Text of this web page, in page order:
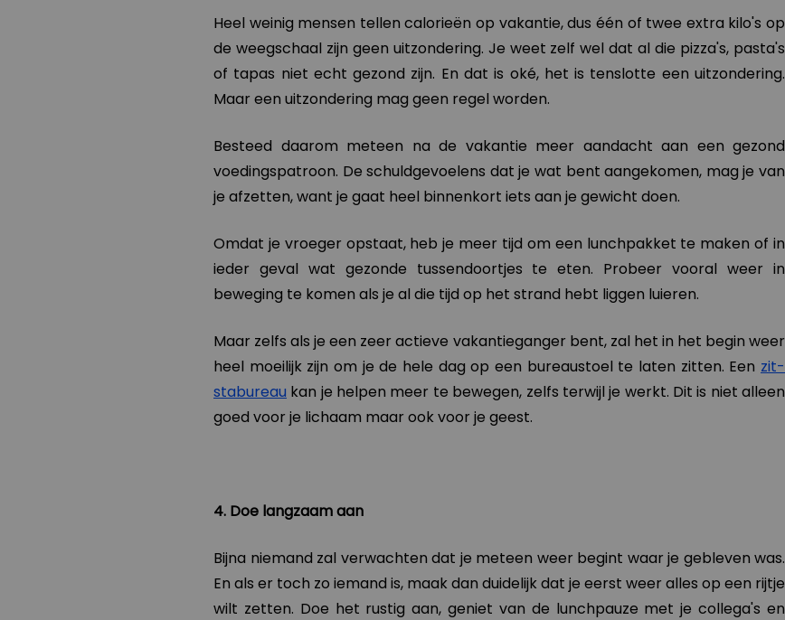
Heel weinig mensen tellen calorieën op vakantie, dus één of twee extra kilo's op
de weegschaal zijn geen uitzondering. Je weet zelf wel dat al die pizza's, pasta's
of tapas niet echt gezond zijn. En dat is oké, het is tenslotte een uitzondering.
Maar een uitzondering mag geen regel worden.
Besteed daarom meteen na de vakantie meer aandacht aan een gezond
voedingspatroon. De schuldgevoelens dat je wat bent aangekomen, mag je van
je afzetten, want je gaat heel binnenkort iets aan je gewicht doen.
Omdat je vroeger opstaat, heb je meer tijd om een lunchpakket te maken of in
ieder geval wat gezonde tussendoortjes te eten. Probeer vooral weer in
beweging te komen als je al die tijd op het strand hebt liggen luieren.
Maar zelfs als je een zeer actieve vakantieganger bent, zal het in het begin weer
heel moeilijk zijn om je de hele dag op een bureaustoel te laten zitten. Een zit-
stabureau kan je helpen meer te bewegen, zelfs terwijl je werkt. Dit is niet alleen
goed voor je lichaam maar ook voor je geest.
4. Doe langzaam aan
Bijna niemand zal verwachten dat je meteen weer begint waar je gebleven was.
En als er toch zo iemand is, maak dan duidelijk dat je eerst weer alles op een rijtje
wilt zetten. Doe het rustig aan, geniet van de lunchpauze met je collega's en